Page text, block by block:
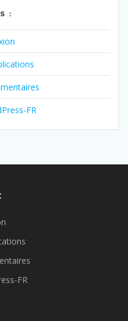
:
FR
FR